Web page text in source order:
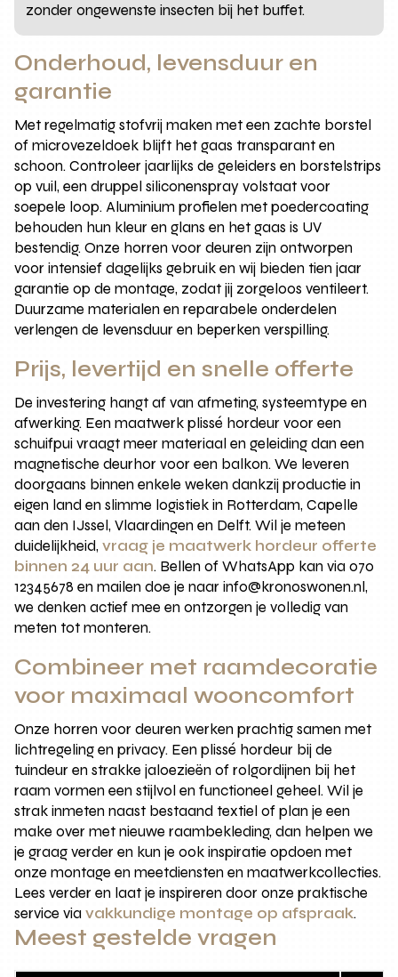
zonder ongewenste insecten bij het buffet.
Onderhoud, levensduur en
garantie
Met regelmatig stofvrij maken met een zachte borstel
of microvezeldoek blijft het gaas transparant en
schoon. Controleer jaarlijks de geleiders en borstelstrips
op vuil, een druppel siliconenspray volstaat voor
soepele loop. Aluminium profielen met poedercoating
behouden hun kleur en glans en het gaas is UV
bestendig. Onze horren voor deuren zijn ontworpen
voor intensief dagelijks gebruik en wij bieden tien jaar
garantie op de montage, zodat jij zorgeloos ventileert.
Duurzame materialen en reparabele onderdelen
verlengen de levensduur en beperken verspilling.
Prijs, levertijd en snelle offerte
De investering hangt af van afmeting, systeemtype en
afwerking. Een maatwerk plissé hordeur voor een
schuifpui vraagt meer materiaal en geleiding dan een
magnetische deurhor voor een balkon. We leveren
doorgaans binnen enkele weken dankzij productie in
eigen land en slimme logistiek in Rotterdam, Capelle
aan den IJssel, Vlaardingen en Delft. Wil je meteen
duidelijkheid,vraag je maatwerk hordeur offerte
binnen 24 uur aan. Bellen of WhatsApp kan via 070
12345678 en mailen doe je naar info@kronoswonen.nl,
we denken actief mee en ontzorgen je volledig van
meten tot monteren.
Combineer met raamdecoratie
voor maximaal wooncomfort
Onze horren voor deuren werken prachtig samen met
lichtregeling en privacy. Een plissé hordeur bij de
tuindeur en strakke jaloezieën of rolgordijnen bij het
raam vormen een stijlvol en functioneel geheel. Wil je
strak inmeten naast bestaand textiel of plan je een
make over met nieuwe raambekleding, dan helpen we
je graag verder en kun je ook inspiratie opdoen met
onze montage en meetdiensten en maatwerkcollecties.
Lees verder en laat je inspireren door onze praktische
service viavakkundige montage op afspraak.
Meest gestelde vragen